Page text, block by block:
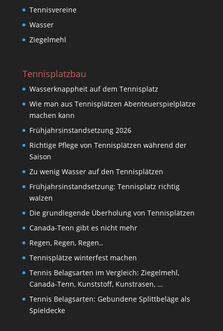
Tennisvereine
Wasser
Ziegelmehl
Tennisplatzbau
Wasserknappheit auf dem Tennisplatz
Wie man aus Tennisplätzen Abenteuerspielplätze
machen kann
Frühjahrsinstandsetzung 2026
Richtige Pflege von Tennisplätzen während der
Saison
Zu wenig Wasser auf den Tennisplätzen
Frühjahrsinstandsetzung: Tennisplatz richtig
walzen
Die grundlegende Überholung von Tennisplätzen
Canada-Tenn gibt es nicht mehr
Regen, Regen, Regen..
Tennisplätze winterfest machen
Tennis Belagsarten im Vergleich: Ziegelmehl,
Canada-Tenn, Kunststoff, Kunstrasen, …
Tennis Belagsarten: Gebundene Splittbeläge als
Spieldecke